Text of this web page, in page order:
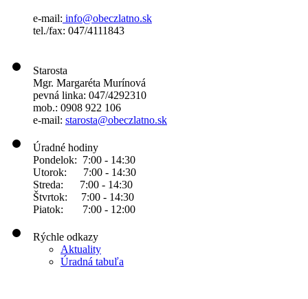
e-mail: info@obeczlatno.sk
tel./fax: 047/4111843
Starosta
Mgr. Margaréta Murínová
pevná linka: 047/4292310
mob.: 0908 922 106
e-mail: starosta@obeczlatno.sk
Úradné hodiny
Pondelok: 7:00 - 14:30
Utorok: 7:00 - 14:30
Streda: 7:00 - 14:30
Štvrtok: 7:00 - 14:30
Piatok: 7:00 - 12:00
Rýchle odkazy
Aktuality
Úradná tabuľa